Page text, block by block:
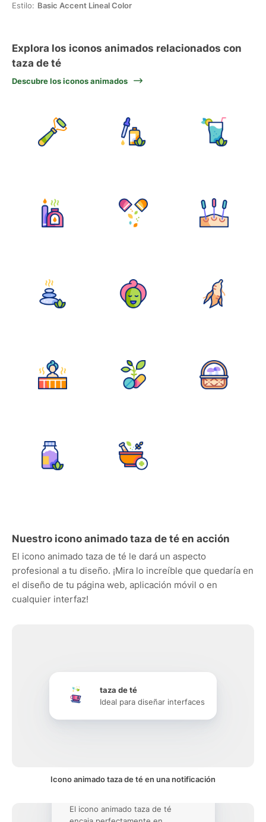
Estilo: Basic Accent Lineal Color
Explora los iconos animados relacionados con
taza de té
Descubre los iconos animados
Nuestro icono animado taza de té en acción
El icono animado taza de té le dará un aspecto
profesional a tu diseño. ¡Mira lo increíble que quedaría en
el diseño de tu página web, aplicación móvil o en
cualquier interfaz!
taza de té
Ideal para diseñar interfaces
Icono animado taza de té en una notificación
El icono animado taza de té